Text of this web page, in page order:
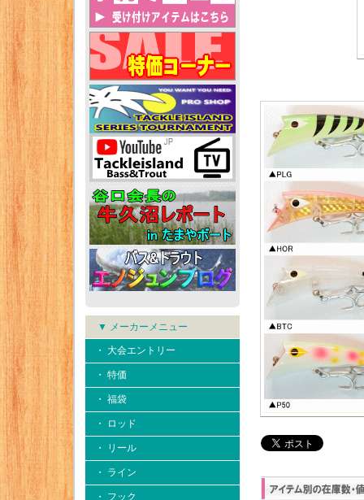
▼ メーカーメニュー
・ 大会エントリー
・ 特価
・ 福袋
・ ロッド
・ リール
・ ライン
・ フック